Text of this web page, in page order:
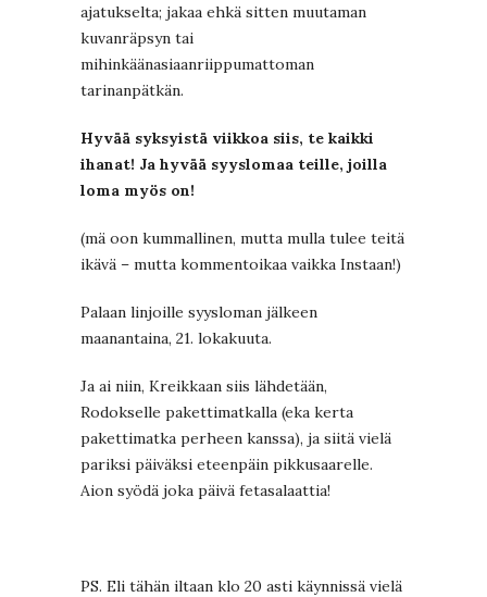
ajatukselta; jakaa ehkä sitten muutaman
kuvanräpsyn tai
mihinkäänasiaanriippumattoman
tarinanpätkän.
Hyvää syksyistä viikkoa siis, te kaikki
ihanat! Ja hyvää syyslomaa teille, joilla
loma myös on!
(mä oon kummallinen, mutta mulla tulee teitä
ikävä – mutta kommentoikaa vaikka Instaan!)
Palaan linjoille syysloman jälkeen
maanantaina, 21. lokakuuta.
Ja ai niin, Kreikkaan siis lähdetään,
Rodokselle pakettimatkalla (eka kerta
pakettimatka perheen kanssa), ja siitä vielä
pariksi päiväksi eteenpäin pikkusaarelle.
Aion syödä joka päivä fetasalaattia!
PS. Eli tähän iltaan klo 20 asti käynnissä vielä